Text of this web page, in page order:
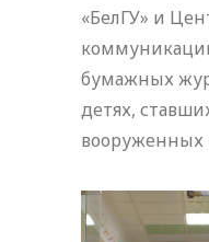
«БелГУ» и
бумажных
детях,
вооруженных